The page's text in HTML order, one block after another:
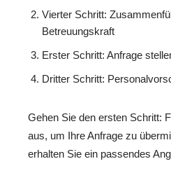
Vierter Schritt:
Betreuungskraft
Erster Schritt: Anfrage
Dritter Schritt:
Gehen Sie den ersten Schritt:
aus, um Ihre Anfrage zu
erhalten Sie ein passendes